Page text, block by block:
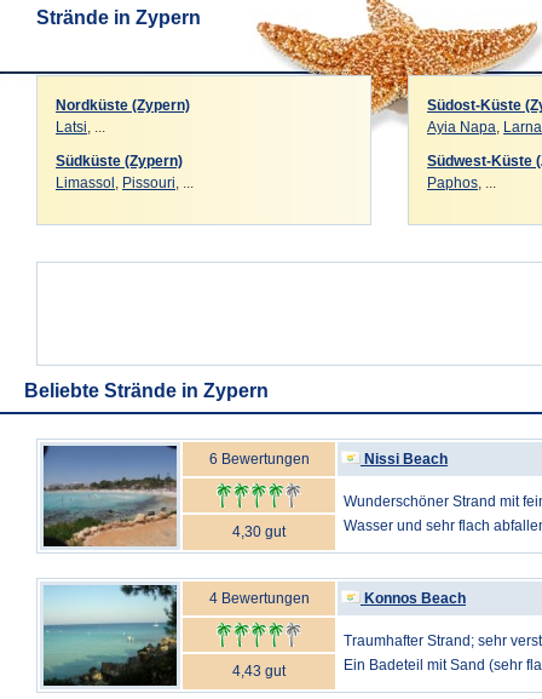
Strände in Zypern
Nordküste (Zypern)
Latsi, ...
Südküste (Zypern)
Limassol , Pissouri, ...
Südost-Küste
Ayia Napa,
Südwest-Küste
Paphos, ...
Beliebte Strände in Zypern
6 Bewertungen Nissi Beach
Wunderschöner Strand mit
Wasser und sehr flach
4,30 gut
4 Bewertungen Konnos Beach
Traumhafter Strand; sehr
Ein Badeteil mit Sand (sehr
4,43 gut